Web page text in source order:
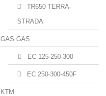
TR650 TERRA-
STRADA
GAS GAS
EC 125-250-300
EC 250-300-450F
KTM